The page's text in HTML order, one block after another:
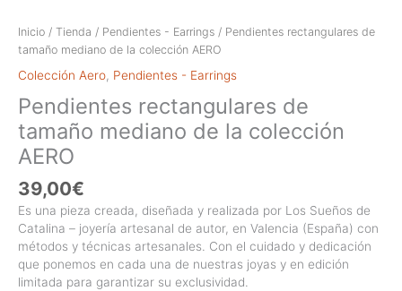
Inicio / Tienda / Pendientes - Earrings / Pendientes rectangulares de
tamaño mediano de la colección AERO
Colección Aero, Pendientes - Earrings
Pendientes rectangulares de
tamaño mediano de la colección
AERO
39,00€
Es una pieza creada, diseñada y realizada por Los Sueños de
Catalina – joyería artesanal de autor, en Valencia (España) con
métodos y técnicas artesanales. Con el cuidado y dedicación
que ponemos en cada una de nuestras joyas y en edición
limitada para garantizar su exclusividad.